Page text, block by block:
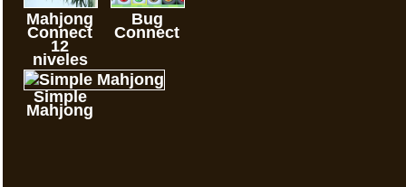
Mahjong
Connect
12
niveles
Bug
Connect
Simple
Mahjong